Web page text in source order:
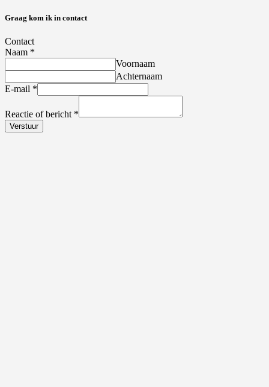
Graag kom ik in contact
Contact
Naam *
Voornaam
Achternaam
E-mail *
Reactie of bericht *
Verstuur